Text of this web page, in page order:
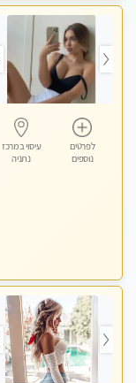
לפרטים
נוספים
עיסוי במרכז
נתניה